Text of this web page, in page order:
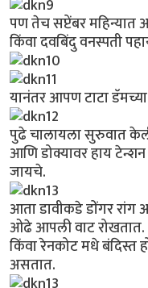
पण तेच सप्टेंबर महिन्यात
किंवा दवबिंदु वनस्पती
यानंतर आपण टाटा
पुढे चालायला सुरुवात
आणि डोक्यावर हाय
जायचे.
आता डावीकडे डोंगर
ओढे आपली वाट रोखतात.
किंवा रेनकोट मधे बंदिस्त
असतात.